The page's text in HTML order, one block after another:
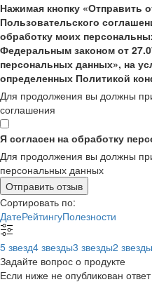
Нажимая кнопку «Отправить
Пользовательского
обработку моих
Федеральным законом от
персональных данных», на
определенных Политикой
Для продолжения вы должны
соглашения
Я согласен на обработку
Для продолжения вы должны
персональных данных
Отправить отзыв
Сортировать по:
ДатеРейтингуПолезности
5 звезд4 звезды3 звезды2 звезды
Задайте вопрос о продукте
Если ниже не опубликован